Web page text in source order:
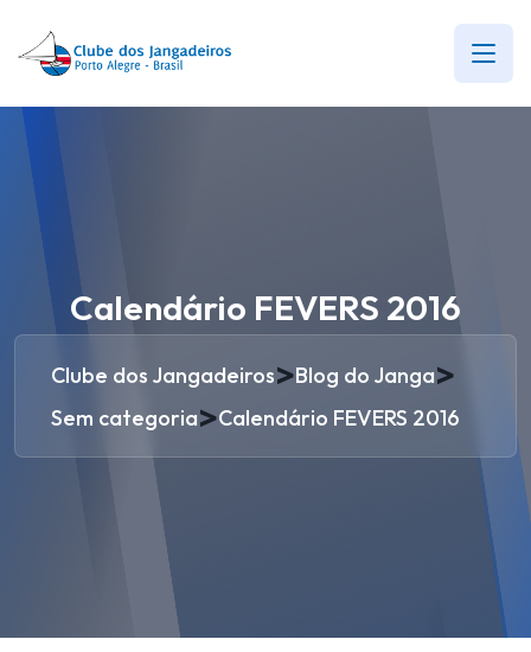
Calendário FEVERS 2016
Clube dos Jangadeiros>Blog do Janga>
Sem categoria>Calendário FEVERS 2016